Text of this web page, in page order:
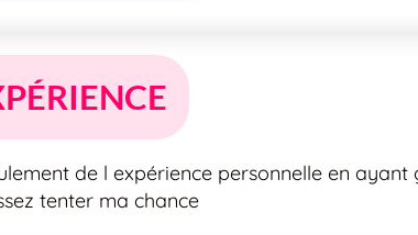
de l expérience personnelle en
tenter ma chance